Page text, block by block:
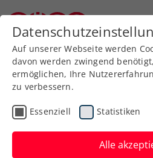
Zurück zur
Turniere
Noch einmal
bei den Erste
Auf unserer Webseite werden
davon werden zwingend
ermöglichen, Ihre
zu verbessern.
Essenziell Statistiken
Alle